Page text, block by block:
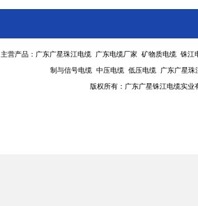
主营产品：广东广星珠江电缆 广东电缆厂家 矿物质电缆 铢
制与信号电缆 中压电缆 低压电缆 广东广星珠
版权所有：广东广星铢江电缆实业